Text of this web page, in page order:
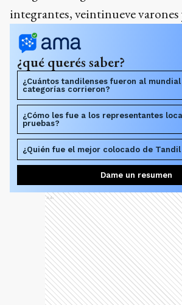
integrantes, veintinueve varones
¿qué querés saber?
¿Cuántos tandilenses fueron al
categorías corrieron?
¿Cómo les fue a los representantes
pruebas?
¿Quién fue el mejor colocado de
Dame un resumen
Ads